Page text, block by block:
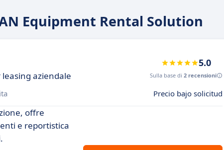
Equipment Rental Solution
aziendale
5.0
Sulla base di 2 recensioni
Precio bajo solicitud
offre
e reportistica